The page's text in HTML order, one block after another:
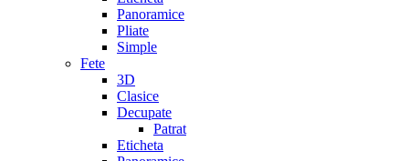
Panoramice
Pliate
Simple
Fete
3D
Clasice
Decupate
Patrat
Eticheta